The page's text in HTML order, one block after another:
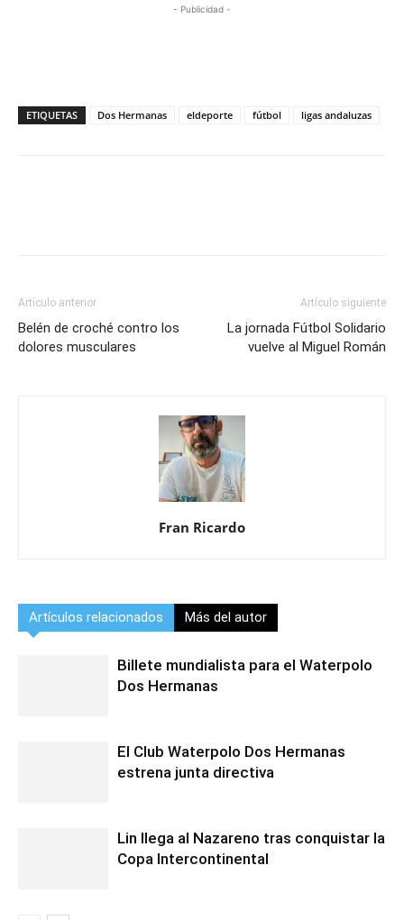
- Publicidad -
ETIQUETAS Dos Hermanas eldeporte fútbol ligas andaluzas
Artículo anterior
Belén de croché contro los
dolores musculares
Artículo siguiente
La jornada Fútbol Solidario
vuelve al Miguel Román
Fran Ricardo
Artículos relacionados Más del autor
Billete mundialista para el Waterpolo
Dos Hermanas
El Club Waterpolo Dos Hermanas
estrena junta directiva
Lin llega al Nazareno tras conquistar la
Copa Intercontinental